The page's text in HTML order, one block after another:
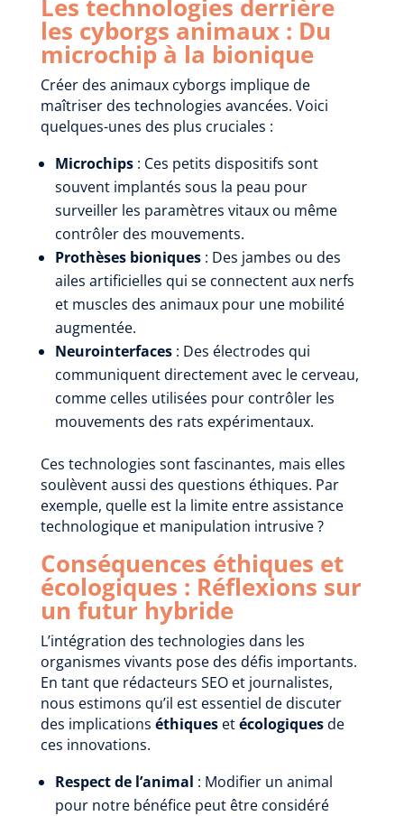
Les technologies derrière
les cyborgs animaux : Du
microchip à la bionique
Créer des animaux cyborgs implique de
maîtriser des technologies avancées. Voici
quelques-unes des plus cruciales :
Microchips: Ces petits dispositifs sont
souvent implantés sous la peau pour
surveiller les paramètres vitaux ou même
contrôler des mouvements.
Prothèses bioniques: Des jambes ou des
ailes artificielles qui se connectent aux nerfs
et muscles des animaux pour une mobilité
augmentée.
Neurointerfaces: Des électrodes qui
communiquent directement avec le cerveau,
comme celles utilisées pour contrôler les
mouvements des rats expérimentaux.
Ces technologies sont fascinantes, mais elles
soulèvent aussi des questions éthiques. Par
exemple, quelle est la limite entre assistance
technologique et manipulation intrusive ?
Conséquences éthiques et
écologiques : Réflexions sur
un futur hybride
L’intégration des technologies dans les
organismes vivants pose des défis importants.
En tant que rédacteurs SEO et journalistes,
nous estimons qu’il est essentiel de discuter
des implications éthiquesetécologiquesde
ces innovations.
Respect de l’animal : Modifier un animal
pour notre bénéfice peut être considéré